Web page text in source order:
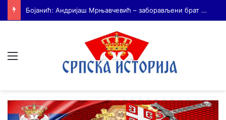
На Дражин дан у Лондону обележено 80. година од мучког убиства генерала Драгољуба Драже Михаиловића